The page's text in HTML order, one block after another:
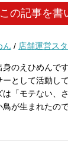
この記事を書
ん / 店舗運営ス
身のえひめんで
ーとして活動し
は「モテない、
鳥が生まれたの